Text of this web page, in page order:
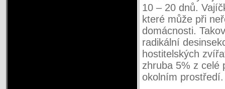
10 – 20 dnů.
které může při
domácnosti.
radikální
hostitelských
zhruba 5% z celé
okolním prostředí.